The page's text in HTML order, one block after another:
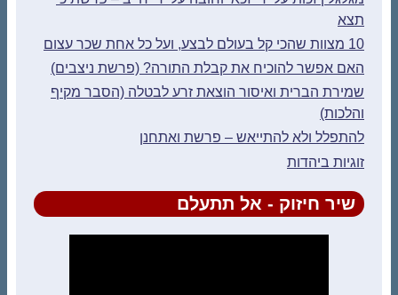
תצא
10 מצוות שהכי קל בעולם לבצע, ועל כל אחת שכר עצום
האם אפשר להוכיח את קבלת התורה? (פרשת ניצבים)
שמירת הברית ואיסור הוצאת זרע לבטלה (הסבר מקיף
והלכות)
להתפלל ולא להתייאש – פרשת ואתחנן
זוגיות ביהדות
שיר חיזוק - אל תתעלם